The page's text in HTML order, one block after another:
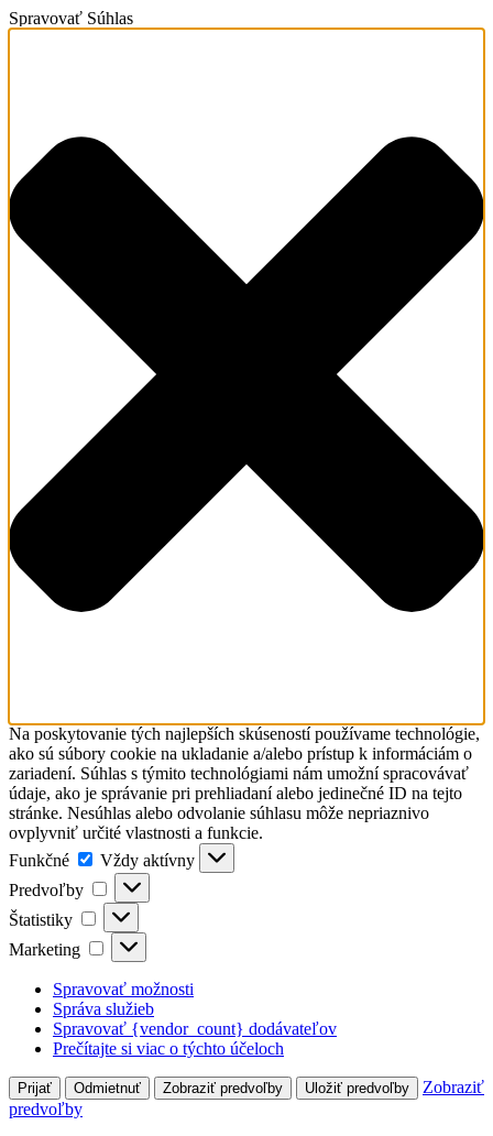
Spravovať Súhlas
Na poskytovanie tých najlepších skúseností používame technológie,
ako sú súbory cookie na ukladanie a/alebo prístup k informáciám o
zariadení. Súhlas s týmito technológiami nám umožní spracovávať
údaje, ako je správanie pri prehliadaní alebo jedinečné ID na tejto
stránke. Nesúhlas alebo odvolanie súhlasu môže nepriaznivo
ovplyvniť určité vlastnosti a funkcie.
Funkčné
Funkčné
Vždy aktívny
Predvoľby
Predvoľby
Štatistiky Štatistiky
Marketing Marketing
Spravovať možnosti
Správa služieb
Spravovať {vendor_count} dodávateľov
Prečítajte si viac o týchto účeloch
Prijať Odmietnuť Zobraziť predvoľby Uložiť predvoľby
Zobraziť
predvoľby